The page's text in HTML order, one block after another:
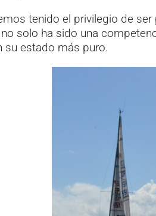
tenido el privilegio de
solo ha sido una
su estado más puro.